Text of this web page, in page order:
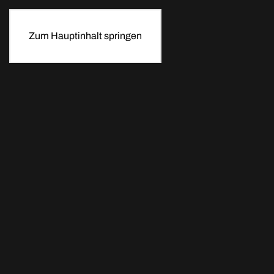
Zum Hauptinhalt springen